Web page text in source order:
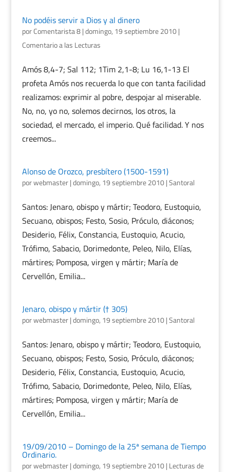
No podéis servir a Dios y al dinero
porComentarista 8|domingo, 19 septiembre 2010|
Comentario a las Lecturas
Amós 8,4-7; Sal 112; 1Tim 2,1-8; Lu 16,1-13 El
profeta Amós nos recuerda lo que con tanta facilidad
realizamos: exprimir al pobre, despojar al miserable.
No, no, yo no, solemos decirnos, los otros, la
sociedad, el mercado, el imperio. Qué facilidad. Y nos
creemos...
Alonso de Orozco, presbítero (1500-1591)
porwebmaster|domingo, 19 septiembre 2010|Santoral
Santos: Jenaro, obispo y mártir; Teodoro, Eustoquio,
Secuano, obispos; Festo, Sosio, Próculo, diáconos;
Desiderio, Félix, Constancia, Eustoquio, Acucio,
Trófimo, Sabacio, Dorimedonte, Peleo, Nilo, Elías,
mártires; Pomposa, virgen y mártir; María de
Cervellón, Emilia...
Jenaro, obispo y mártir († 305)
porwebmaster|domingo, 19 septiembre 2010|Santoral
Santos: Jenaro, obispo y mártir; Teodoro, Eustoquio,
Secuano, obispos; Festo, Sosio, Próculo, diáconos;
Desiderio, Félix, Constancia, Eustoquio, Acucio,
Trófimo, Sabacio, Dorimedonte, Peleo, Nilo, Elías,
mártires; Pomposa, virgen y mártir; María de
Cervellón, Emilia...
19/09/2010 – Domingo de la 25ª semana de Tiempo
Ordinario.
porwebmaster|domingo, 19 septiembre 2010| Lecturas de